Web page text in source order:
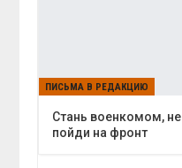
ПИСЬМА В РЕДАКЦИЮ
Cтань военкомом, не
пойди на фронт